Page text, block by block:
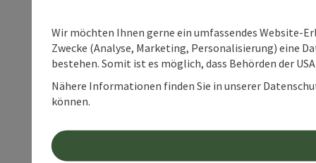
Wir möchten Ihnen gerne ein umfassendes Website-
Zwecke (Analyse, Marketing, Personalisierung) eine
bestehen. Somit ist es möglich, dass Behörden der
Nähere Informationen finden Sie in unserer
können.